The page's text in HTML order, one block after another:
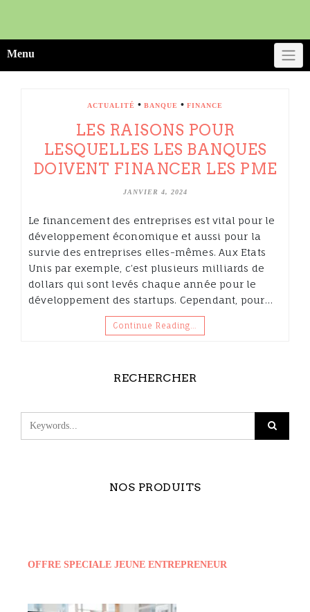
Menu
ACTUALITÉ • BANQUE • FINANCE
LES RAISONS POUR
LESQUELLES LES BANQUES
DOIVENT FINANCER LES PME
JANVIER 4, 2024
Le financement des entreprises est vital pour le
développement économique et aussi pour la
survie des entreprises elles-mêmes. Aux Etats
Unis par exemple, c’est plusieurs milliards de
dollars qui sont levés chaque année pour le
développement des startups. Cependant, pour…
Continue Reading…
RECHERCHER
NOS PRODUITS
OFFRE SPECIALE JEUNE ENTREPRENEUR